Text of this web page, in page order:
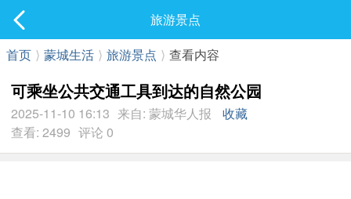
最新发表
旅游景点
首页 ⟩ 蒙城生活 ⟩ 旅游景点 ⟩ 查看内容
可乘坐公共交通工具到达的自然公园
2025-11-10 16:13 来自: 蒙城华人报
收藏
查看: 2499 评论 0